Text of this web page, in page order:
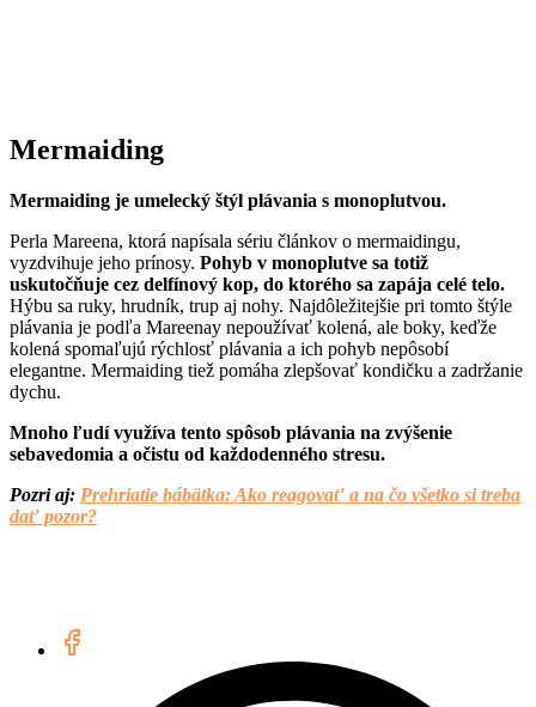
Mermaiding
Mermaiding je umelecký štýl plávania s monoplutvou.
Perla Mareena, ktorá napísala sériu článkov o mermaidingu,
vyzdvihuje jeho prínosy. Pohyb v monoplutve sa totiž
uskutočňuje cez delfínový kop, do ktorého sa zapája celé telo.
Hýbu sa ruky, hrudník, trup aj nohy. Najdôležitejšie pri tomto štýle
plávania je podľa Mareenay nepoužívať kolená, ale boky, keďže
kolená spomaľujú rýchlosť plávania a ich pohyb nepôsobí
elegantne. Mermaiding tiež pomáha zlepšovať kondičku a zadržanie
dychu.
Mnoho ľudí využíva tento spôsob plávania na zvýšenie
sebavedomia a očistu od každodenného stresu.
Pozri aj: Prehriatie bábätka: Ako reagovať a na čo všetko si treba
dať pozor?